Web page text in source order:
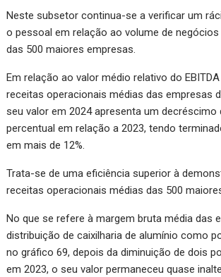
Neste subsetor continua-se a verificar um
o pessoal em relação ao volume de
das 500 maiores empresas.
Em relação ao valor médio relativo do
receitas operacionais médias das empresas
seu valor em 2024 apresenta um decréscimo
percentual em relação a 2023, tendo
em mais de 12%.
Trata-se de uma eficiência superior à
receitas operacionais médias das 500
No que se refere à margem bruta média das
distribuição de caixilharia de alumínio como
no gráfico 69, depois da diminuição de dois
em 2023, o seu valor permaneceu quase